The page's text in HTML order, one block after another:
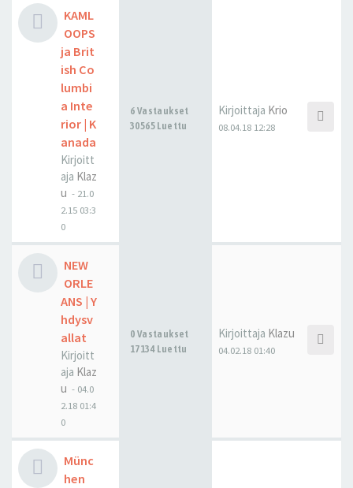
KAML
OOPS
ja Brit
ish Co
lumbi
a Inte
rior | K
anada
Kirjoitt
aja Klaz
u - 21.0
2.15 03:3
0
6 Vastaukset
30565 Luettu
Kirjoittaja Krio
08.04.18 12:28
NEW
ORLE
ANS | Y
hdysv
allat
Kirjoitt
aja Klaz
u - 04.0
2.18 01:4
0
0 Vastaukset
17134 Luettu
Kirjoittaja Klazu
04.02.18 01:40
Münc
hen